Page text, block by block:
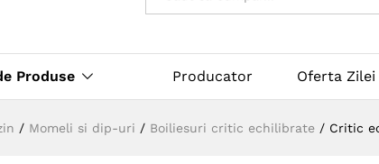
Produse Producator Oferta Zilei
/ Momeli si dip-uri / Boiliesuri critic echilibrate / Critic